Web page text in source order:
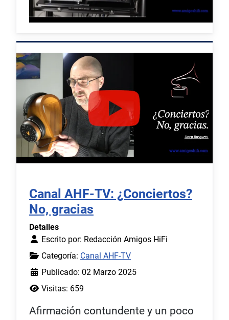
Canal AHF-TV: ¿Conciertos?
No, gracias
Detalles
Escrito por: Redacción Amigos HiFi
Categoría: Canal AHF-TV
Publicado: 02 Marzo 2025
Visitas: 659
Afirmación contundente y un poco